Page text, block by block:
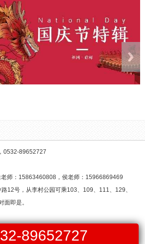
0532-89652727
师：15863460808，侯老师：15966869469
12号，从李村公园可乘103、109、111、129、
面即是。
89652727